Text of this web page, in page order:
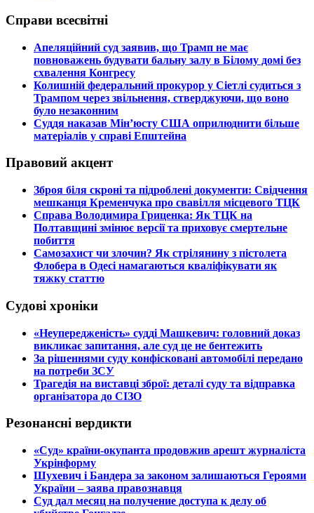
Справи всесвітні
​Апеляційний суд заявив, що Трамп не має
повноважень будувати бальну залу в Білому домі без
схвалення Конгресу
​Колишній федеральний прокурор у Сіетлі судиться з
Трампом через звільнення, стверджуючи, що воно
було незаконним
​Суддя наказав Мін’юсту США оприлюднити більше
матеріалів у справі Епштейна
Правовий акцент
​Зброя біля скроні та підроблені документи: Свідчення
мешканця Кременчука про свавілля місцевого ТЦК
​Справа Володимира Гриценка: Як ТЦК на
Полтавщині змінює версії та приховує смертельне
побиття
​Самозахист чи злочин? Як стрілянину з пістолета
Флобера в Одесі намагаються кваліфікувати як
тяжку статтю
Судові хроніки
​«Неупередженість» судді Машкевич: головний доказ
викликає запитання, але суд це не бентежить
​За рішеннями суду конфісковані автомобілі передано
на потреби ЗСУ
​Трагедія на виставці зброї: деталі суду та відправка
організатора до СІЗО
Резонансні вердикти
​«Суд» країни-окупанта продовжив арешт журналіста
Укрінформу
Шухевич і Бандера за законом залишаються Героями
України – заява правознавця
Суд дал месяц на получение доступа к делу об